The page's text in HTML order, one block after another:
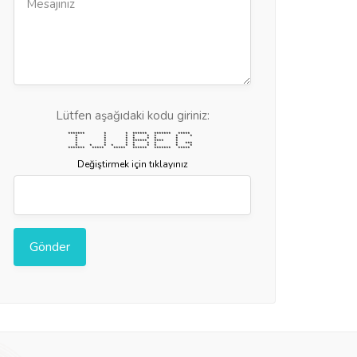
Lütfen aşağıdaki kodu giriniz:
******* * * ****** ******* *****
* * * * * * * *
* * * * * * *
* * * ****** **** *
* * * * * * * ***
* * * * * * * * * *
******* ***** ***** ****** ******* *****
Değiştirmek için tıklayınız